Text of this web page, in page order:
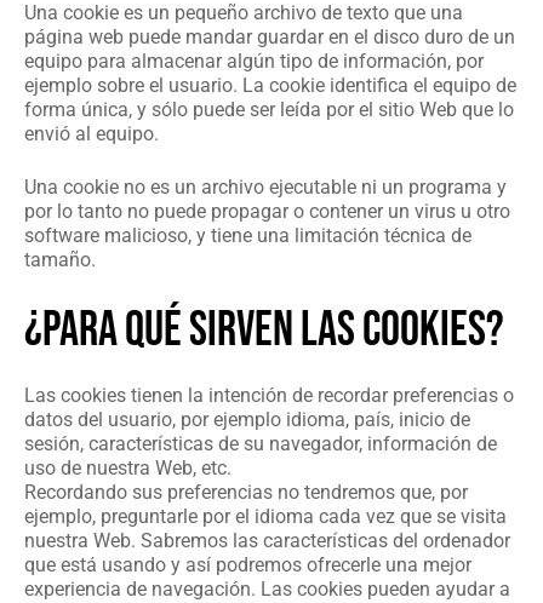
Una cookie es un pequeño archivo de texto que una
página web puede mandar guardar en el disco duro de un
equipo para almacenar algún tipo de información, por
ejemplo sobre el usuario. La cookie identifica el equipo de
forma única, y sólo puede ser leída por el sitio Web que lo
envió al equipo.
Una cookie no es un archivo ejecutable ni un programa y
por lo tanto no puede propagar o contener un virus u otro
software malicioso, y tiene una limitación técnica de
tamaño.
¿PARA QUÉ SIRVEN LAS COOKIES?
Las cookies tienen la intención de recordar preferencias o
datos del usuario, por ejemplo idioma, país, inicio de
sesión, características de su navegador, información de
uso de nuestra Web, etc.
Recordando sus preferencias no tendremos que, por
ejemplo, preguntarle por el idioma cada vez que se visita
nuestra Web. Sabremos las características del ordenador
que está usando y así podremos ofrecerle una mejor
experiencia de navegación. Las cookies pueden ayudar a